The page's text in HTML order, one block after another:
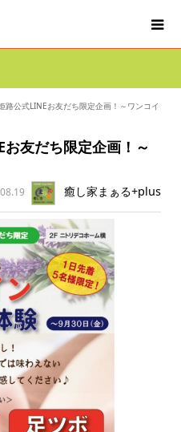
路公式LINEお友だち限定企画！～ワンコイ
友だち限定企画！～
癒し家まぁる+plus